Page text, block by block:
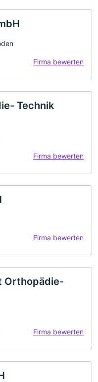
Firma bewerten
Technik
Firma bewerten
Firma bewerten
Orthopädie-
Firma bewerten